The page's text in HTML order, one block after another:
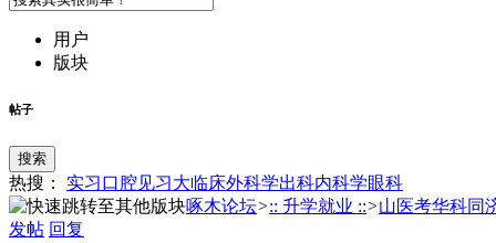
用户
版块
帖子
搜索
热搜： 实习口腔见习大临床外科学出科内科学眼科
啄木论坛>:: 升学就业 ::>山医考华科同
发帖 回复